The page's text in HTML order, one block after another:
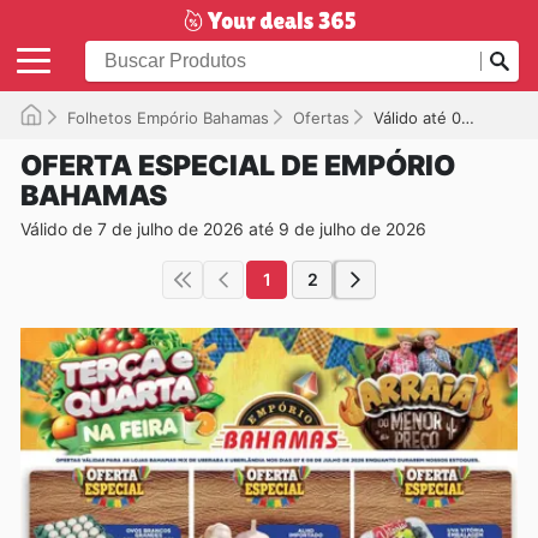
Folhetos Empório Bahamas Ofertas Válido até 09/07/2026
OFERTA ESPECIAL DE EMPÓRIO
BAHAMAS
Válido de 7 de julho de 2026 até 9 de julho de 2026
1 2